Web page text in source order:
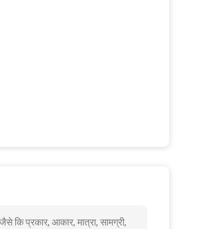
प्रकार, आकार, मात्रा, सामग्री,